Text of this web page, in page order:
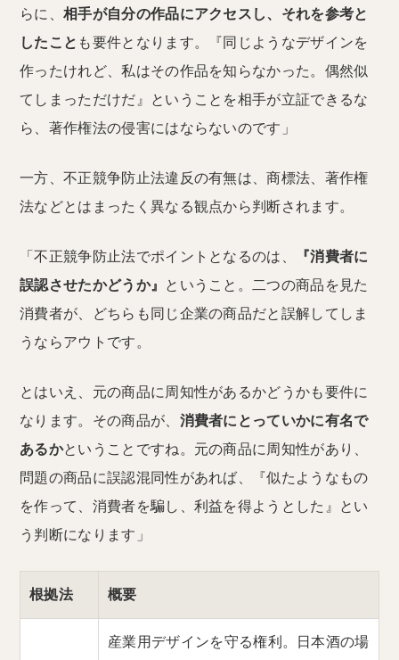
らに、 相手が自分の作品にアクセスし、それを参考と
したこと も要件となります。『同じようなデザインを
作ったけれど、私はその作品を知らなかった。偶然似
てしまっただけだ』ということを相手が立証できるな
ら、著作権法の侵害にはならないのです」
一方、不正競争防止法違反の有無は、商標法、著作権
法などとはまったく異なる観点から判断されます。
「不正競争防止法でポイントとなるのは、
『消費者に
誤認させたかどうか』 ということ。二つの商品を見た
消費者が、どちらも同じ企業の商品だと誤解してしま
うならアウトです。
とはいえ、元の商品に周知性があるかどうかも要件に
なります。その商品が、 消費者にとっていかに有名で
あるかということですね。元の商品に周知性があり、
問題の商品に誤認混同性があれば、『似たようなもの
を作って、消費者を騙し、利益を得ようとした』とい
う判断になります」
根拠法 概要
産業用デザインを守る権利。日本酒の場